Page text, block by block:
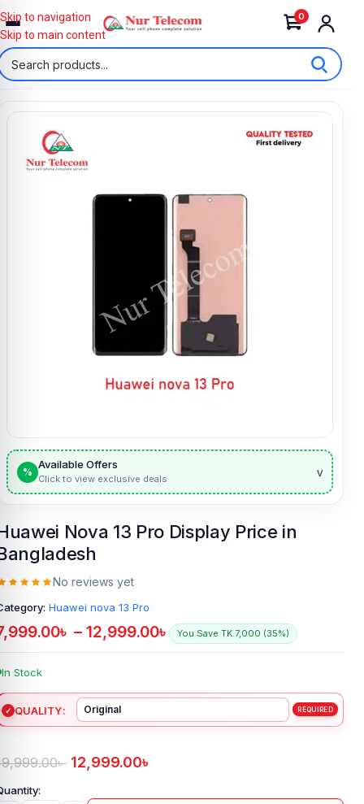
0
Skip to navigation
Skip to main content
%
Available Offers
Click to view exclusive deals v
Nova 13 Pro Display Price in
No reviews yet
Huawei nova 13 Pro
৳ – 12,999.00৳ You Save TK.7,000 (35%)
In Stock
QUALITY
৳ 12,999.00৳